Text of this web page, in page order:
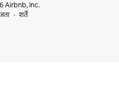
Airbnb, Inc.
शर्तें